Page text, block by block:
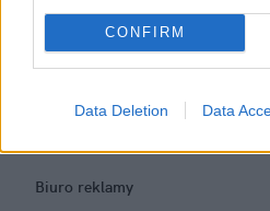
CONFIRM
Data Deletion Data
Informacje i opinie, którymi żyją
Biuro reklamy